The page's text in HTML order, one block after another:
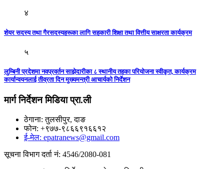
४
शेयर सदस्य तथा गैरसदस्यहरूका लागि सहकारी शिक्षा तथा वित्तीय साक्षरता कार्यक्रम
५
लुम्बिनी प्रदेशमा नवप्रवर्तन साझेदारीका ८ स्थानीय तहका परियोजना स्वीकृत, कार्यक्रम
कार्यान्वयनलाई तीव्रता दिन मुख्यमन्त्री आचार्यको निर्देशन
मार्ग निर्देशन मिडिया प्रा.ली
ठेगाना: तुलसीपुर, दाङ
फोन: +९७७-९८६६९१६६१२
ई-मेल: epatranews@gmail.com
सूचना विभाग दर्ता नं: 4546/2080-081